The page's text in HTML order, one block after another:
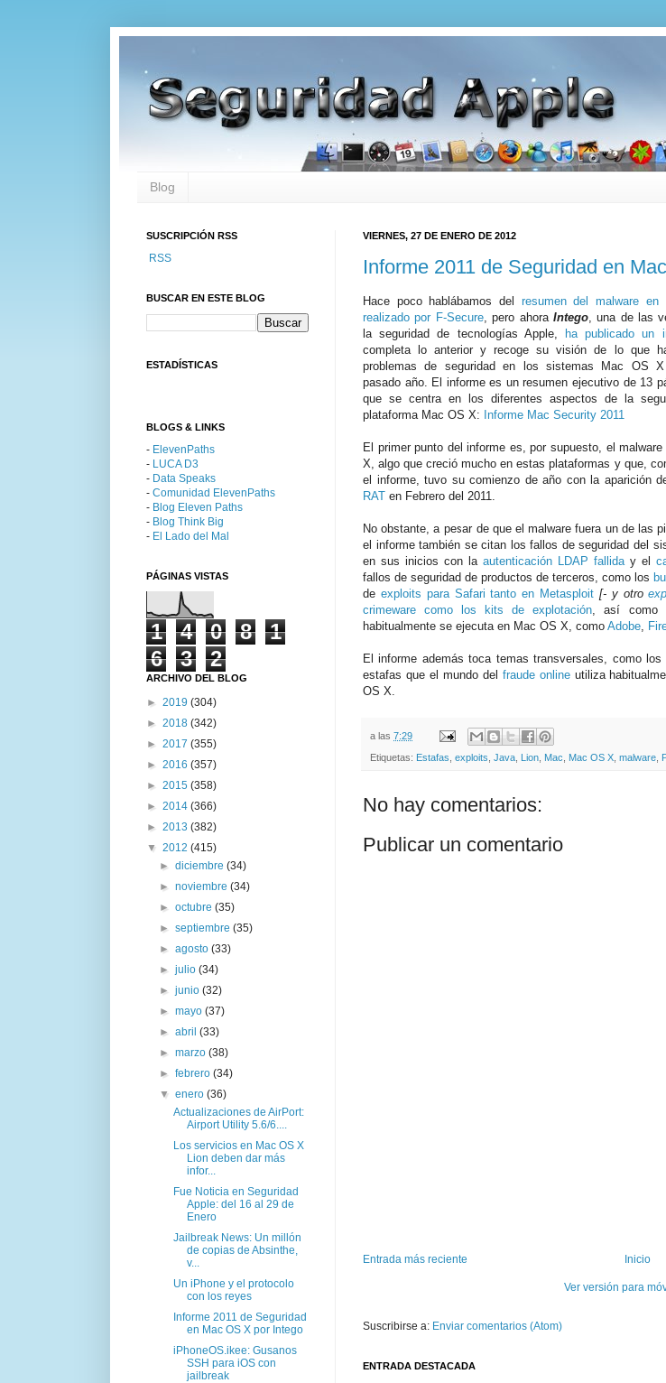
Blog
VIERNES, 27 DE ENERO DE 2012
Informe 2011 de Seguridad en
Hace poco hablábamos del resumen del malware
realizado por F-Secure, pero ahora Intego, una de las
la seguridad de tecnologías Apple,
ha publicado un
completa lo anterior y recoge su visión de lo que
problemas de seguridad en los sistemas Mac OS X
pasado año. El informe es un resumen ejecutivo de 13
que se centra en los diferentes aspectos de la
plataforma Mac OS X: Informe Mac Security 2011
El primer punto del informe es, por supuesto, el
X, algo que creció mucho en estas plataformas y que,
el informe, tuvo su comienzo de año con la aparición
RAT en Febrero del 2011.
No obstante, a pesar de que el malware fuera un de las
el informe también se citan los fallos de seguridad del
en sus inicios con la autenticación LDAP falliday el
fallos de seguridad de productos de terceros, como los
de exploits para Safari tanto en Metasploit [- y otro
crimeware como los kits de explotación, así como
habitualmente se ejecuta en Mac OS X, como Adobe,
El informe además toca temas transversales, como
estafas que el mundo del fraude onlineutiliza
OS X.
a las 7:29
Etiquetas: Estafas exploits Java Lion Mac Mac OS X malware
No hay comentarios:
Publicar un comentario
Entrada más reciente Inicio
Ver versión para
Suscribirse a: Enviar comentarios (Atom)
ENTRADA DESTACADA
SUSCRIPCIÓN RSS
RSS
BUSCAR EN ESTE BLOG
ESTADÍSTICAS
BLOGS & LINKS
- ElevenPaths
- LUCA D3
- Data Speaks
- Comunidad ElevenPaths
- Blog Eleven Paths
- Blog Think Big
- El Lado del Mal
PÁGINAS VISTAS
1 4 0 8
1
6
3 2
ARCHIVO DEL BLOG
► 2019 (304)
► 2018 (342)
► 2017 (355)
► 2016 (357)
► 2015 (358)
► 2014 (366)
► 2013 (382)
▼ 2012 (415)
►diciembre(34)
►noviembre(34)
►octubre(35)
►septiembre(35)
►agosto(33)
►julio(34)
►junio(32)
►mayo(37)
►abril(33)
►marzo(38)
►febrero(34)
▼enero(36)
Actualizaciones de AirPort:
Airport Utility 5.6/6....
Los servicios en Mac OS X
Lion deben dar más
infor...
Fue Noticia en Seguridad
Apple: del 16 al 29 de
Enero
Jailbreak News: Un millón
de copias de Absinthe,
v...
Un iPhone y el protocolo
con los reyes
Informe 2011 de Seguridad
en Mac OS X por Intego
iPhoneOS.ikee: Gusanos
SSH para iOS con
jailbreak